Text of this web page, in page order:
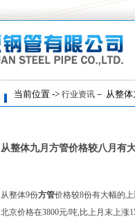
当前位置 -> 行业资讯 － 从整
从整体九月方管价格较八月有
从整体9份方管价格较8份有大幅的
北京价格在3800元/吨,比上月末上涨